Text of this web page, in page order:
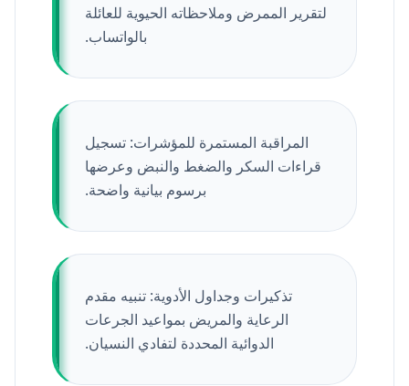
لتقرير الممرض وملاحظاته الحيوية للعائلة
بالواتساب.
المراقبة المستمرة للمؤشرات: تسجيل
قراءات السكر والضغط والنبض وعرضها
برسوم بيانية واضحة.
تذكيرات وجداول الأدوية: تنبيه مقدم
الرعاية والمريض بمواعيد الجرعات
الدوائية المحددة لتفادي النسيان.